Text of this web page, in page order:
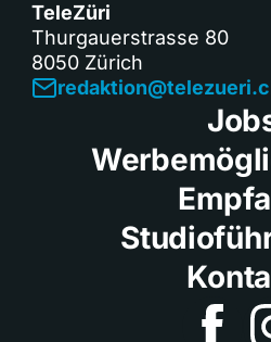
TeleZüri
Thurgauerstrasse 80
8050 Zürich